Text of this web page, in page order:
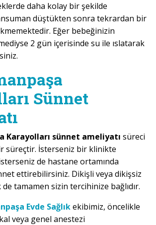
daha kolay bir şekilde
düştükten sonra tekrardan bir
Eğer bebeğinizin
2 gün içerisinde su ile ıslatarak
Sünnet
Karayolları sünnet ameliyatı süreci
süreçtir. İsterseniz bir klinikte
de hastane ortamında
ettirebilirsiniz. Dikişli veya dikişsiz
tamamen sizin tercihinize bağlıdır.
Evde Sağlıkekibimiz, öncelikle
veya genel anestezi